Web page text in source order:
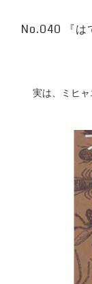
No.040 『は
実は、ミヒャ